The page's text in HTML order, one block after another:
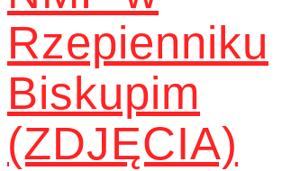
Rzepienniku
Biskupim
(ZDJĘCIA)